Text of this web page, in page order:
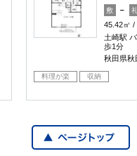
敷 －
45.42㎡
土崎駅
歩1分
秋田県秋
料理が楽 収納